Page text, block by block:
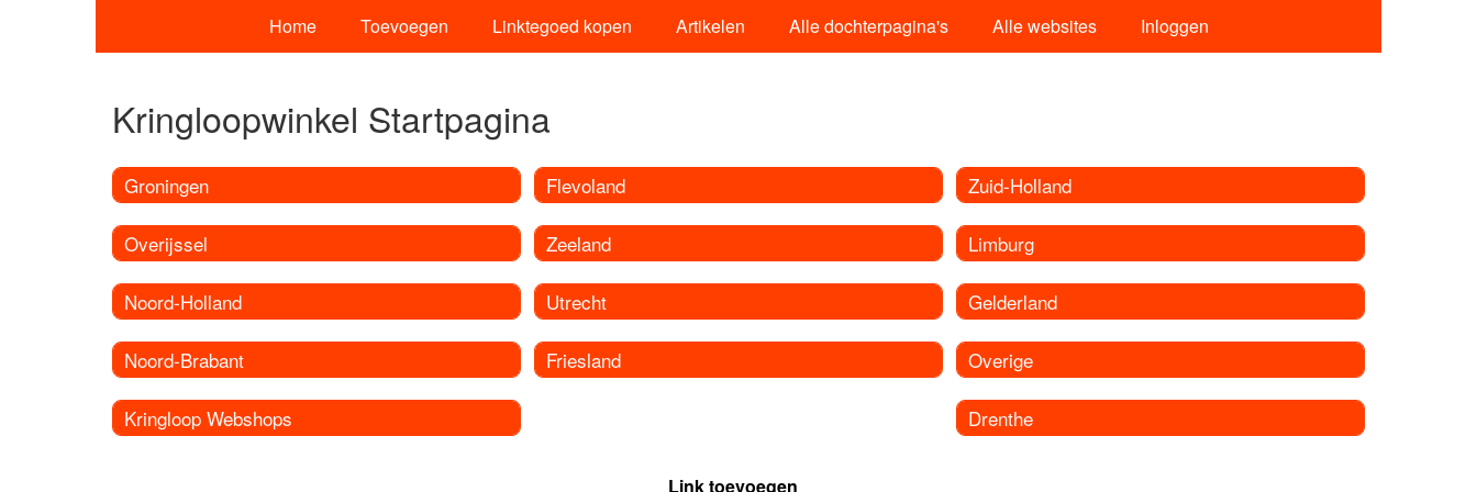
Home Toevoegen Linktegoed kopen Artikelen Alle dochterpagina's Alle websites Inloggen
Kringloopwinkel Startpagina
Groningen
Overijssel
Noord-Holland
Noord-Brabant
Kringloop Webshops
Flevoland
Zeeland
Utrecht
Friesland
Zuid-Holland
Limburg
Gelderland
Overige
Drenthe
Link toevoegen